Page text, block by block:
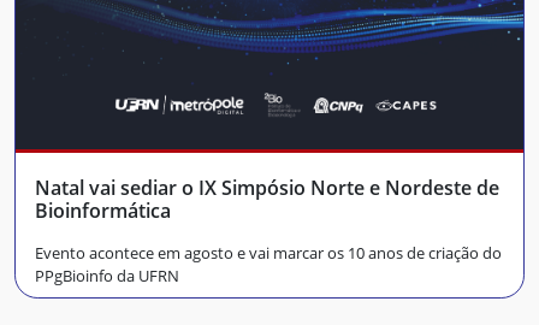
Natal vai sediar o IX Simpósio Norte e Nordeste de
Bioinformática
Evento acontece em agosto e vai marcar os 10 anos de criação do
PPgBioinfo da UFRN